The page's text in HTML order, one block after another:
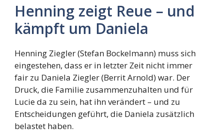
Henning zeigt Reue – und
kämpft um Daniela
Henning Ziegler (Stefan Bockelmann) muss sich
eingestehen, dass er in letzter Zeit nicht immer
fair zu Daniela Ziegler (Berrit Arnold) war. Der
Druck, die Familie zusammenzuhalten und für
Lucie da zu sein, hat ihn verändert – und zu
Entscheidungen geführt, die Daniela zusätzlich
belastet haben.